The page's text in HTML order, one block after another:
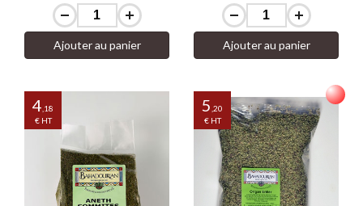
Ajouter au panier Ajouter au panier
4 ,18
€ HT
5 ,20
€ HT